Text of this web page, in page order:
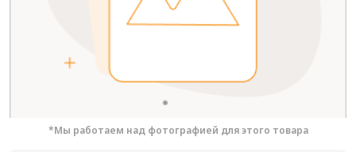
*Мы работаем над фотографией для этого товара